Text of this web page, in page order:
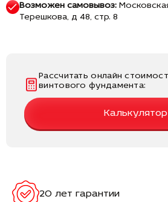
Возможен самовывоз:
Терешкова, д 48, стр. 8
Рассчитать онлайн
винтового фундамента:
Калькулятор
20 лет гарантии